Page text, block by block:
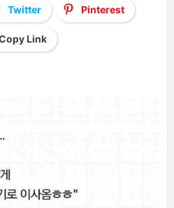
Twitter Pinterest
Link